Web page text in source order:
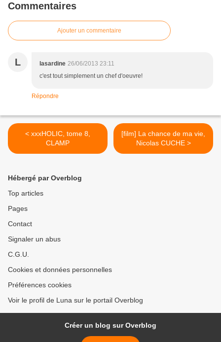
Commentaires
Ajouter un commentaire
L lasardine 26/06/2013 23:11
c'est tout simplement un chef d'oeuvre!
Répondre
< xxxHOLIC, tome 8,
CLAMP
[film] La chance de ma vie,
Nicolas CUCHE >
Hébergé par Overblog
Top articles
Pages
Contact
Signaler un abus
C.G.U.
Cookies et données personnelles
Préférences cookies
Voir le profil de Luna sur le portail Overblog
Créer un blog sur Overblog